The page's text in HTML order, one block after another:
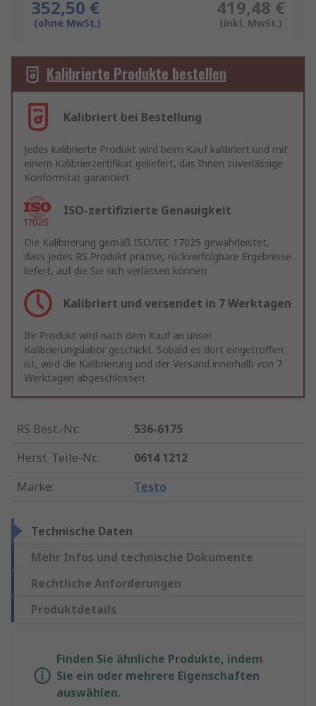
352,50 €
(ohne MwSt.)
419,48 €
(inkl. MwSt.)
Kalibrierte Produkte bestellen
Kalibriert bei Bestellung
Jedes kalibrierte Produkt wird beim Kauf kalibriert und mit
einem Kalibrierzertifikat geliefert, das Ihnen zuverlässige
Konformität garantiert
ISO-zertifizierte Genauigkeit
Die Kalibrierung gemäß ISO/IEC 17025 gewährleistet,
dass jedes RS Produkt präzise, rückverfolgbare Ergebnisse
liefert, auf die Sie sich verlassen können
Kalibriert und versendet in 7 Werktagen
Ihr Produkt wird nach dem Kauf an unser
Kalibrierungslabor geschickt. Sobald es dort eingetroffen
ist, wird die Kalibrierung und der Versand innerhalb von 7
Werktagen abgeschlossen.
RS Best.-Nr.:
536-6175
Herst. Teile-Nr.:
0614 1212
Marke: Testo
Technische Daten
Mehr Infos und technische Dokumente
Rechtliche Anforderungen
Produktdetails
Finden Sie ähnliche Produkte, indem
Sie ein oder mehrere Eigenschaften
auswählen.